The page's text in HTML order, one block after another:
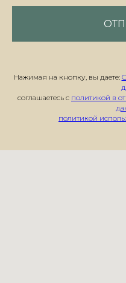
Нажимая на кнопку, вы даете: C
соглашаетесь с политикой в
политикой